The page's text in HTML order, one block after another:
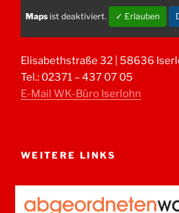
Maps ist deaktiviert. ✓ Erlauben
Elisabethstraße 32 | 58636
Tel.: 02371 – 437 07 05
E-Mail WK-Büro Iserlohn
WEITERE LINKS